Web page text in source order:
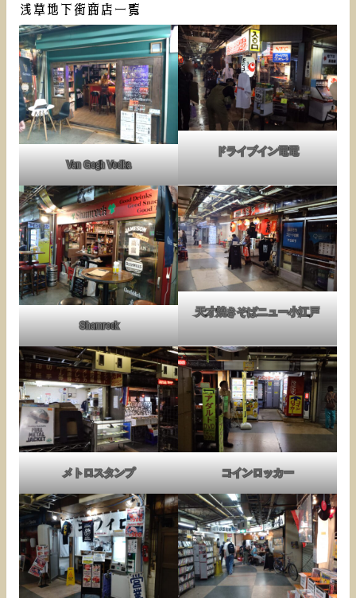
浅草地下街商店一覧
Van Gogh Vodka
ドライブイン電電
Shamrock
天才焼きそばニュー小江戸
メトロスタンプ コインロッカー